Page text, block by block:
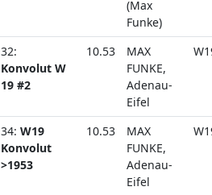
(Max
Funke)
32:
Konvolut W
19 #2
10.53
MAX
FUNKE,
Adenau-
Eifel
34: W19
Konvolut
>1953
10.53
MAX
FUNKE,
Adenau-
Eifel